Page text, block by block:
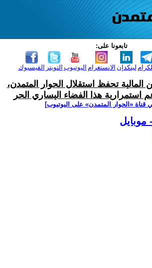
تابعونا على:
الفيسبوك التويتر اليوتيوب الانستغرام لينكدإن
المالية تحفظ استقلال الحوار المتمدن،
استمرارية هذا الفضاء اليساري الحر
قناة ‫«الحوار المتمدن» على اليوتيوب]
موبايل